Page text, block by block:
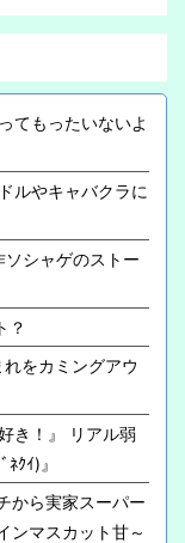
てもったいないよ
ルやキャバクラに
シャゲのストー
？
をカミングアウ
き！』 リアル弱
ｸｲ)』
から実家スーパー
ンマスカット甘～